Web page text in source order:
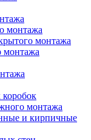
монтажа
монтажа
монтажа
монтажа
и кирпичные